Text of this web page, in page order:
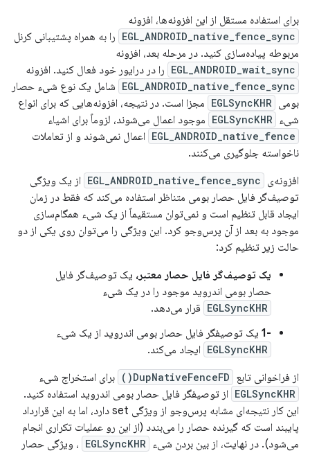
برای استفاده مستقل از این افزونه‌ها، افزونه
EGL_ANDROID_native_fence_sync را به همراه پشتیبانی کرنل
مربوطه پیاده‌سازی کنید. در مرحله بعد، افزونه
EGL_ANDROID_wait_sync را در درایور خود فعال کنید. افزونه
EGL_ANDROID_native_fence_sync شامل یک نوع شیء حصار
بومی EGLSyncKHR مجزا است. در نتیجه، افزونه‌هایی که برای انواع
شیء EGLSyncKHR موجود اعمال می‌شوند، لزوماً برای اشیاء
EGL_ANDROID_native_fence اعمال نمی‌شوند و از تعاملات
ناخواسته جلوگیری می‌کنند.
افزونه‌ی EGL_ANDROID_native_fence_sync از یک ویژگی
توصیف‌گر فایل حصار بومی متناظر استفاده می‌کند که فقط در زمان
ایجاد قابل تنظیم است و نمی‌توان مستقیماً از یک شیء همگام‌سازی
موجود به بعد از آن پرس‌وجو کرد. این ویژگی را می‌توان روی یکی از دو
حالت زیر تنظیم کرد:
یک توصیف‌گر فایل حصار معتبر، یک توصیف‌گر فایل
حصار بومی اندروید موجود را در یک شیء
EGLSyncKHR قرار می‌دهد.
-1
یک توصیفگر فایل حصار بومی اندروید از یک شیء
EGLSyncKHR ایجاد می‌کند.
از فراخوانی تابع DupNativeFenceFD() برای استخراج شیء
EGLSyncKHR از توصیفگر فایل حصار بومی اندروید استفاده کنید.
این کار نتیجه‌ای مشابه پرس‌وجو از ویژگی set دارد، اما به این قرارداد
پایبند است که گیرنده حصار را می‌بندد (از این رو عملیات تکراری انجام
می‌شود). در نهایت، از بین بردن شیء EGLSyncKHR ، ویژگی حصار